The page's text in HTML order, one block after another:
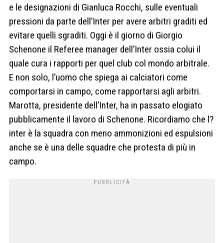
e le designazioni di Gianluca Rocchi, sulle eventuali
pressioni da parte dell’Inter per avere arbitri graditi ed
evitare quelli sgraditi. Oggi è il giorno di Giorgio
Schenone il Referee manager dell’Inter ossia colui il
quale cura i rapporti per quel club col mondo arbitrale.
E non solo, l’uomo che spiega ai calciatori come
comportarsi in campo, come rapportarsi agli arbitri.
Marotta, presidente dell’Inter, ha in passato elogiato
pubblicamente il lavoro di Schenone. Ricordiamo che l?
inter è la squadra con meno ammonizioni ed espulsioni
anche se è una delle squadre che protesta di più in
campo.